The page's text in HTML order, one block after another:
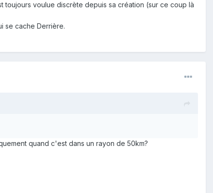
toujours voulue discrète depuis sa création (sur ce coup là
se cache Derrière.
quand c'est dans un rayon de 50km?